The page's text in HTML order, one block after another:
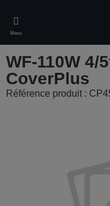
main
content
Menu
WF-110W 4/
CoverPlus
Référence produit :